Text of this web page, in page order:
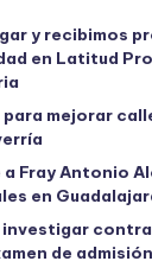
y recibimos
en Latitud
mejorar
a Fray Antonio
en
investigar
de admisión